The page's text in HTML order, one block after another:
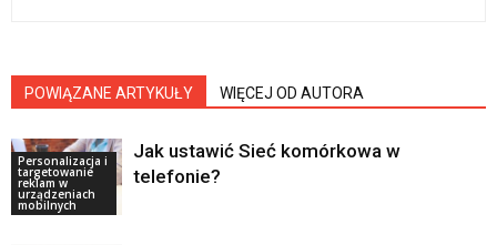
POWIĄZANE ARTYKUŁY WIĘCEJ OD AUTORA
Personalizacja i
targetowanie
reklam w
urządzeniach
mobilnych
Jak ustawić Sieć komórkowa w
telefonie?